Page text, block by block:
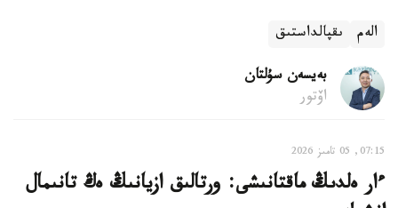
الەم ىقپالداستىق
بەيسەن سۇلتان
اۆتور
07:15, 05 تامىز 2026
ءار ەلدىڭ ماقتانىشى: ورتالىق ازيانىڭ ەڭ تانىمال